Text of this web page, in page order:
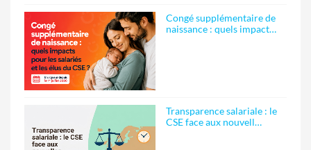
Congé supplémentaire de
naissance : quels impact…
Transparence salariale : le
CSE face aux nouvell…